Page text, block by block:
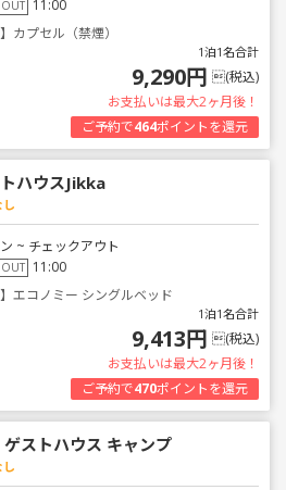
OUT 11:00
カプセル（禁煙）
1泊1名合計
9,290円 (税込)
お支払いは最大2ヶ月後！
ご予約で464ポイントを還元
ハウスJikka
~ チェックアウト
OUT 11:00
】エコノミー シングルベッド
1泊1名合計
9,413円 (税込)
お支払いは最大2ヶ月後！
ご予約で470ポイントを還元
ゲストハウス キャンプ